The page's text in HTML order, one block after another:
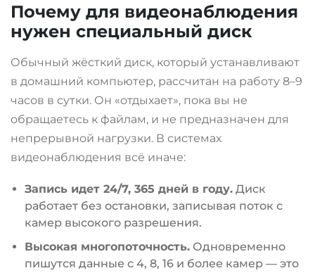
Почему для видеонаблюдения
нужен специальный диск
Обычный жёсткий диск, который устанавливают
в домашний компьютер, рассчитан на работу 8–9
часов в сутки. Он «отдыхает», пока вы не
обращаетесь к файлам, и не предназначен для
непрерывной нагрузки. В системах
видеонаблюдения всё иначе:
Запись идет 24/7, 365 дней в году. Диск
работает без остановки, записывая поток с
камер высокого разрешения.
Высокая многопоточность. Одновременно
пишутся данные с 4, 8, 16 и более камер — это